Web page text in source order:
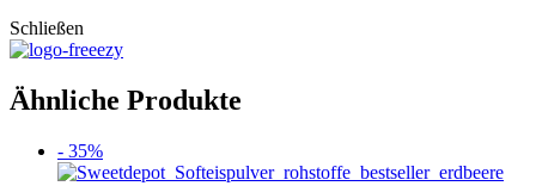
Schließen
Ähnliche Produkte
- 35%